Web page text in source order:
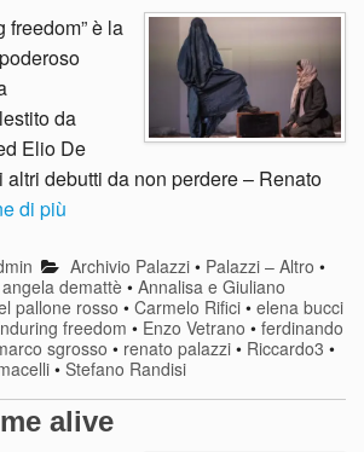
freedom” è la
da
Elio De
debutti da non perdere – Renato
di più
Archivio Palazzi• Palazzi – Altro •
angela demattè •Annalisa e Giuliano
pallone rosso • Carmelo Rifici • elena bucci
freedom • Enzo Vetrano • ferdinando
sgrosso • renato palazzi • Riccardo3 •
• Stefano Randisi
alive